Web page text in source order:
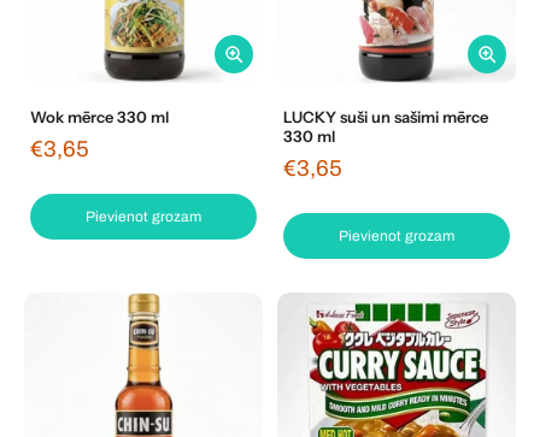
Wok mērce 330 ml
€3,65
Pievienot grozam
LUCKY suši un sašimi mērce
330 ml
€3,65
Pievienot grozam